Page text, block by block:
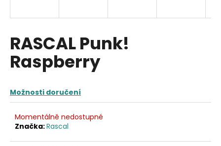
RASCAL Punk!
Raspberry
Možnosti doručení
Momentálně nedostupné
Značka:Rascal
í
t
?
HLEDAT